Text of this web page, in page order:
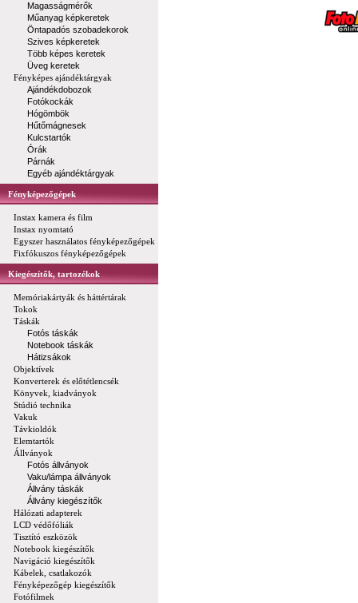
Magasságmérők
Műanyag képkeretek
Öntapadós szobadekorok
Szives képkeretek
Több képes keretek
Üveg keretek
Fényképes ajándéktárgyak
Ajándékdobozok
Fotókockák
Hógömbök
Hűtőmágnesek
Kulcstartók
Órák
Párnák
Egyéb ajándéktárgyak
Fényképezőgépek
Instax kamera és film
Instax nyomtató
Egyszer használatos fényképezőgépek
Fixfókuszos fényképezőgépek
Kiegészítők, tartozékok
Memóriakártyák és háttértárak
Tokok
Táskák
Fotós táskák
Notebook táskák
Hátizsákok
Objektívek
Konverterek és előtétlencsék
Könyvek, kiadványok
Stúdió technika
Vakuk
Távkioldók
Elemtartók
Állványok
Fotós állványok
Vaku/lámpa állványok
Állvány táskák
Állvány kiegészítők
Hálózati adapterek
LCD védőfóliák
Tisztító eszközök
Notebook kiegészítők
Navigáció kiegészítők
Kábelek, csatlakozók
Fényképezőgép kiegészítők
Fotófilmek